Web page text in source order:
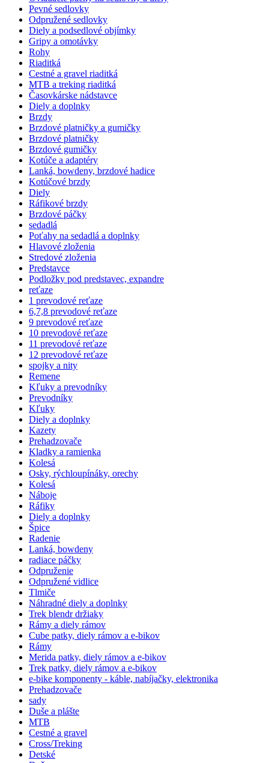
Pevné sedlovky
Odpružené sedlovky
Diely a podsedlové objímky
Gripy a omotávky
Rohy
Riaditká
Cestné a gravel riaditká
MTB a treking riaditká
Časovkárske nádstavce
Diely a doplnky
Brzdy
Brzdové platničky a gumičky
Brzdové platničky
Brzdové gumičky
Kotúče a adaptéry
Lanká, bowdeny, brzdové hadice
Kotúčové brzdy
Diely
Ráfikové brzdy
Brzdové páčky
sedadlá
Poťahy na sedadlá a doplnky
Hlavové zloženia
Stredové zloženia
Predstavce
Podložky pod predstavec, expandre
reťaze
1 prevodové reťaze
6,7,8 prevodové reťaze
9 prevodové reťaze
10 prevodové reťaze
11 prevodové reťaze
12 prevodové reťaze
spojky a nity
Remene
Kľuky a prevodníky
Prevodníky
Kľuky
Diely a doplnky
Kazety
Prehadzovače
Kladky a ramienka
Kolesá
Osky, rýchloupínáky, orechy
Kolesá
Náboje
Ráfiky
Diely a doplnky
Špice
Radenie
Lanká, bowdeny
radiace páčky
Odpruženie
Odpružené vidlice
Tlmiče
Náhradné diely a doplnky
Trek blendr držiaky
Rámy a diely rámov
Cube patky, diely rámov a e-bikov
Rámy
Merida patky, diely rámov a e-bikov
Trek patky, diely rámov a e-bikov
e-bike komponenty - káble, nabíjačky, elektronika
Prehadzovače
sady
Duše a plášte
MTB
Cestné a gravel
Cross/Treking
Detské